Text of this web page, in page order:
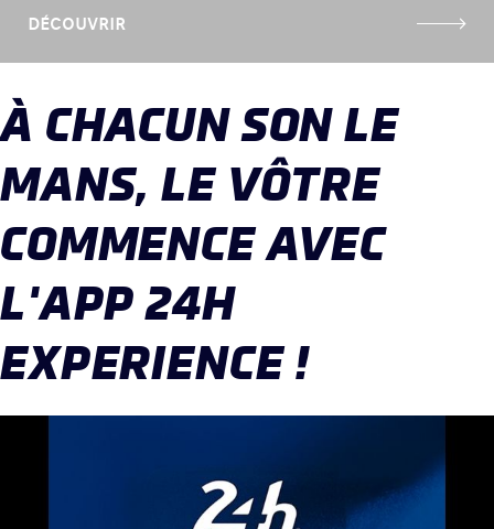
DÉCOUVRIR
À CHACUN SON LE
MANS, LE VÔTRE
COMMENCE AVEC
L'APP 24H
EXPERIENCE !